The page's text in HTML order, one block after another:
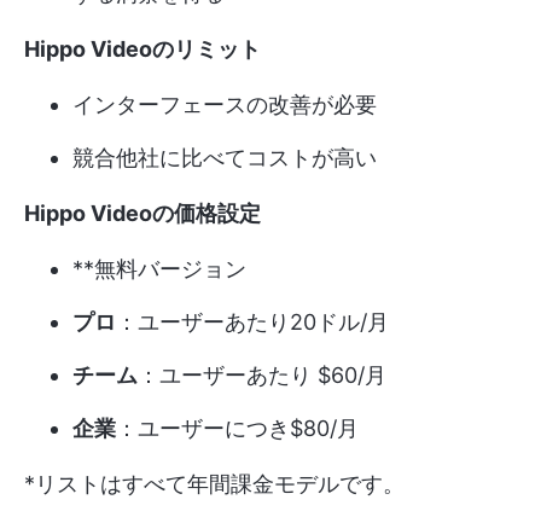
Hippo Videoのリミット
インターフェースの改善が必要
競合他社に比べてコストが高い
Hippo Videoの価格設定
**無料バージョン
プロ ：ユーザーあたり20ドル/月
チーム ：ユーザーあたり $60/月
企業 ：ユーザーにつき$80/月
*リストはすべて年間課金モデルです。